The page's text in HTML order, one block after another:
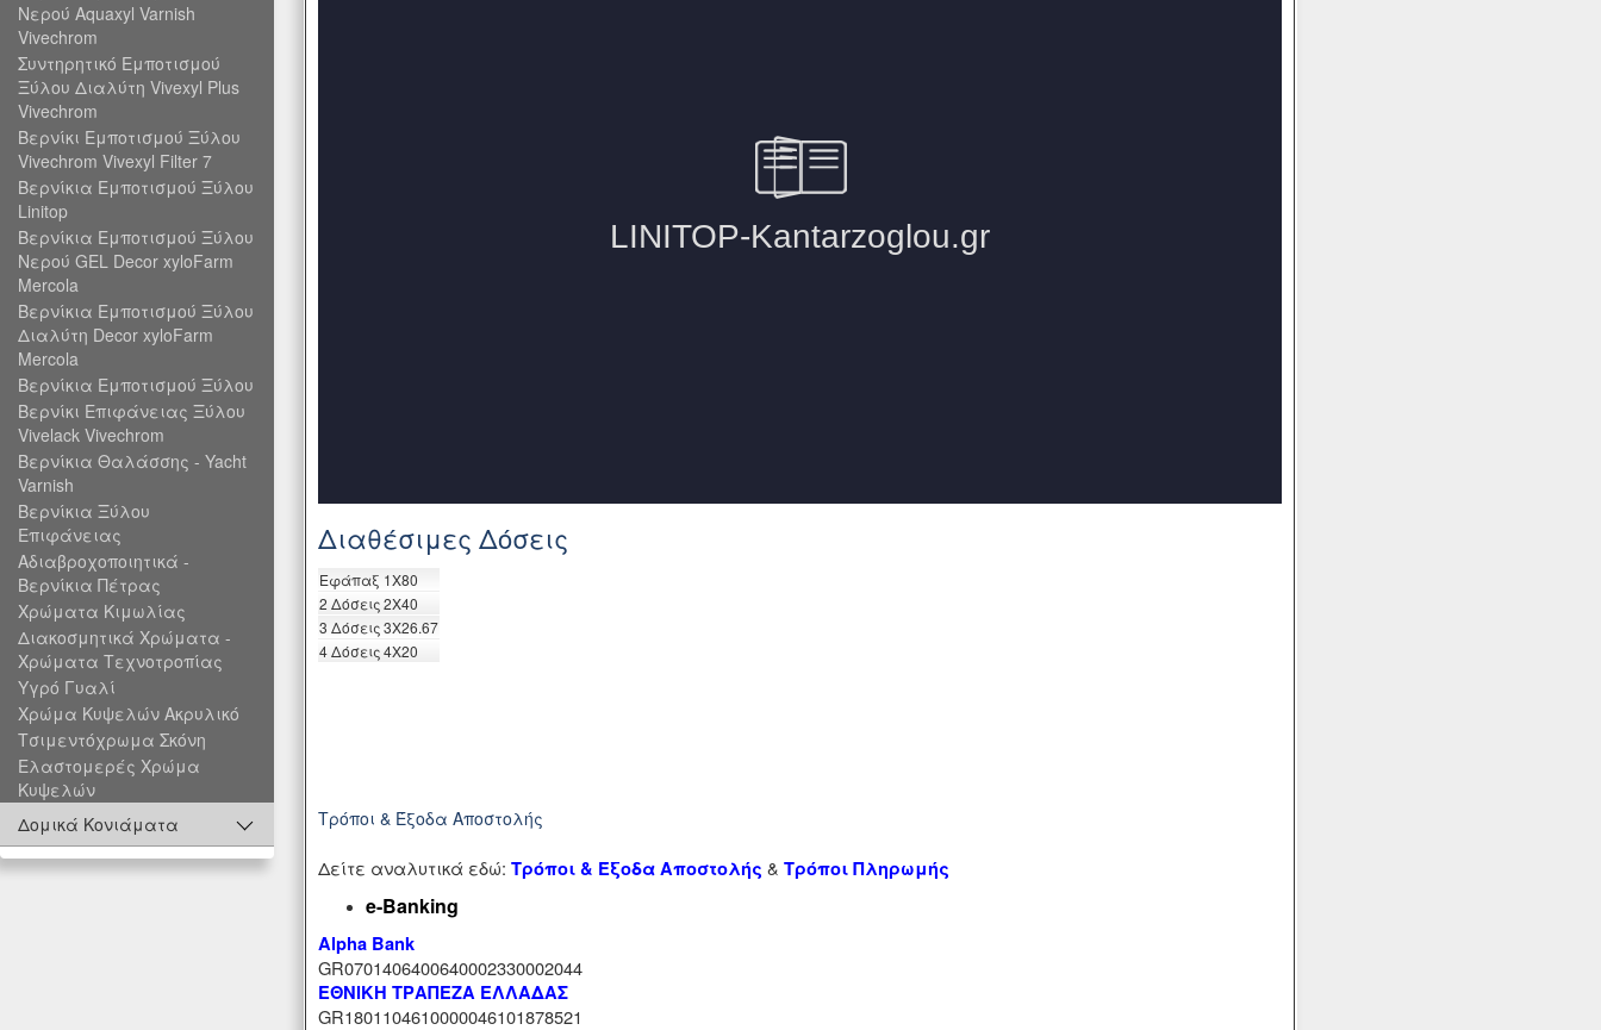
Νερού Aquaxyl Varnish
Vivechrom
Συντηρητικό Εμποτισμού
Ξύλου Διαλύτη Vivexyl Plus
Vivechrom
Βερνίκι Εμποτισμού Ξύλου
Vivechrom Vivexyl Filter 7
Βερνίκια Εμποτισμού Ξύλου
Linitop
Βερνίκια Εμποτισμού Ξύλου
Νερού GEL Decor xyloFarm
Mercola
Βερνίκια Εμποτισμού Ξύλου
Διαλύτη Decor xyloFarm
Mercola
Βερνίκια Εμποτισμού Ξύλου
Βερνίκι Επιφάνειας Ξύλου
Vivelack Vivechrom
Βερνίκια Θαλάσσης - Yacht
Varnish
Βερνίκια Ξύλου
Επιφάνειας
Αδιαβροχοποιητικά -
Βερνίκια Πέτρας
Χρώματα Κιμωλίας
Διακοσμητικά Χρώματα -
Χρώματα Τεχνοτροπίας
Υγρό Γυαλί
Χρώμα Κυψελών Ακρυλικό
Τσιμεντόχρωμα Σκόνη
Ελαστομερές Χρώμα
Κυψελών
Δομικά Κονιάματα
Διαθέσιμες Δόσεις
Eφάπαξ 1X80
2 Δόσεις2X40
3 Δόσεις3X26.67
4 Δόσεις4X20
Τρόποι & Έξοδα Αποστολής
Δείτε αναλυτικά εδώ:Τρόποι & Έξοδα Αποστολής &Τρόποι Πληρωμής
e-Banking
Alpha Bank
GR0701406400640002330002044
ΕΘΝΙΚΗ ΤΡΑΠΕΖΑ ΕΛΛΑΔΑΣ
GR1801104610000046101878521